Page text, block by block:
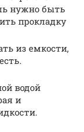
нужно быть
прокладку
из емкости,
водой
и